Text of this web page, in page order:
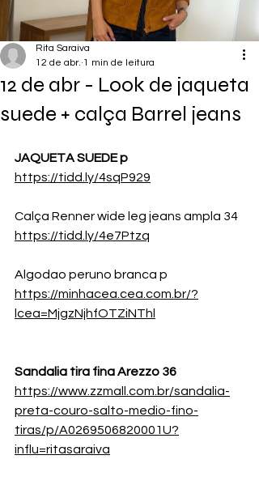
12 de abr - Look de jaqueta
suede + calça Barrel jeans
Rita Saraiva
12 de abr. 1 min de leitura
JAQUETA SUEDE p
https://tidd.ly/4sqP929
Calça Renner wide leg jeans ampla 34
https://tidd.ly/4e7Ptzq
Algodao peruno branca p
https://minhacea.cea.com.br/?
lcea=MjgzNjhfOTZiNThl
Sandalia tira fina Arezzo 36
https://www.zzmall.com.br/sandalia-
preta-couro-salto-medio-fino-
tiras/p/A0269506820001U?
influ=ritasaraiva